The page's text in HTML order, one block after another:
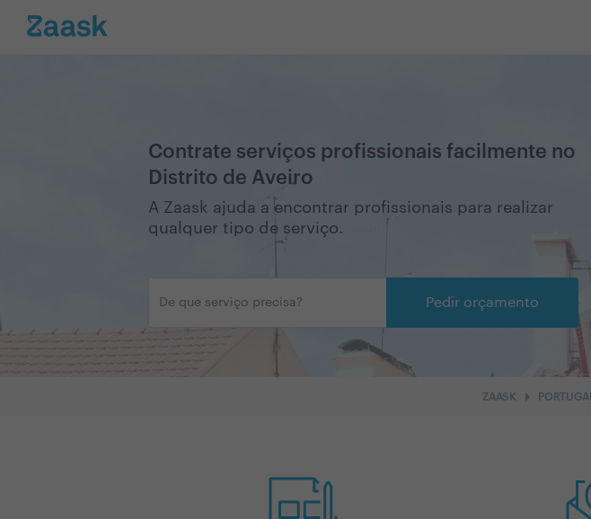
Contrate serviços profissionais facilmente no
Distrito de Aveiro
A Zaask ajuda a encontrar profissionais para realizar
qualquer tipo de serviço.
Pedir orçamento
ZAASK arrow_right PORTUGAL